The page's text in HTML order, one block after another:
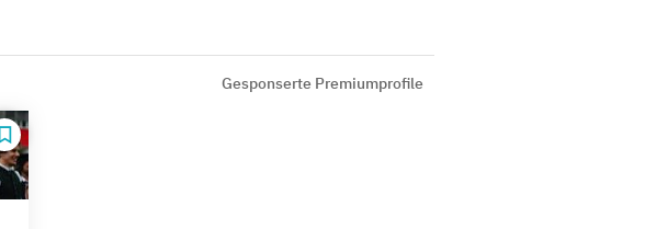
Gesponserte Premiumprofile